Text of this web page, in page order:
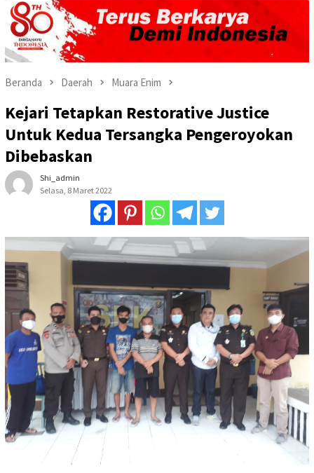
Beranda Daerah Muara Enim
Kejari Tetapkan Restorative Justice
Untuk Kedua Tersangka Pengeroyokan
Dibebaskan
Shi_admin
Selasa, 8 Maret 2022